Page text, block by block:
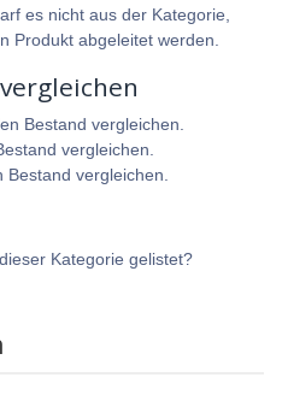
es nicht aus der Kategorie,
Produkt abgeleitet werden.
Bestand vergleichen.
vergleichen.
vergleichen.
Kategorie gelistet?